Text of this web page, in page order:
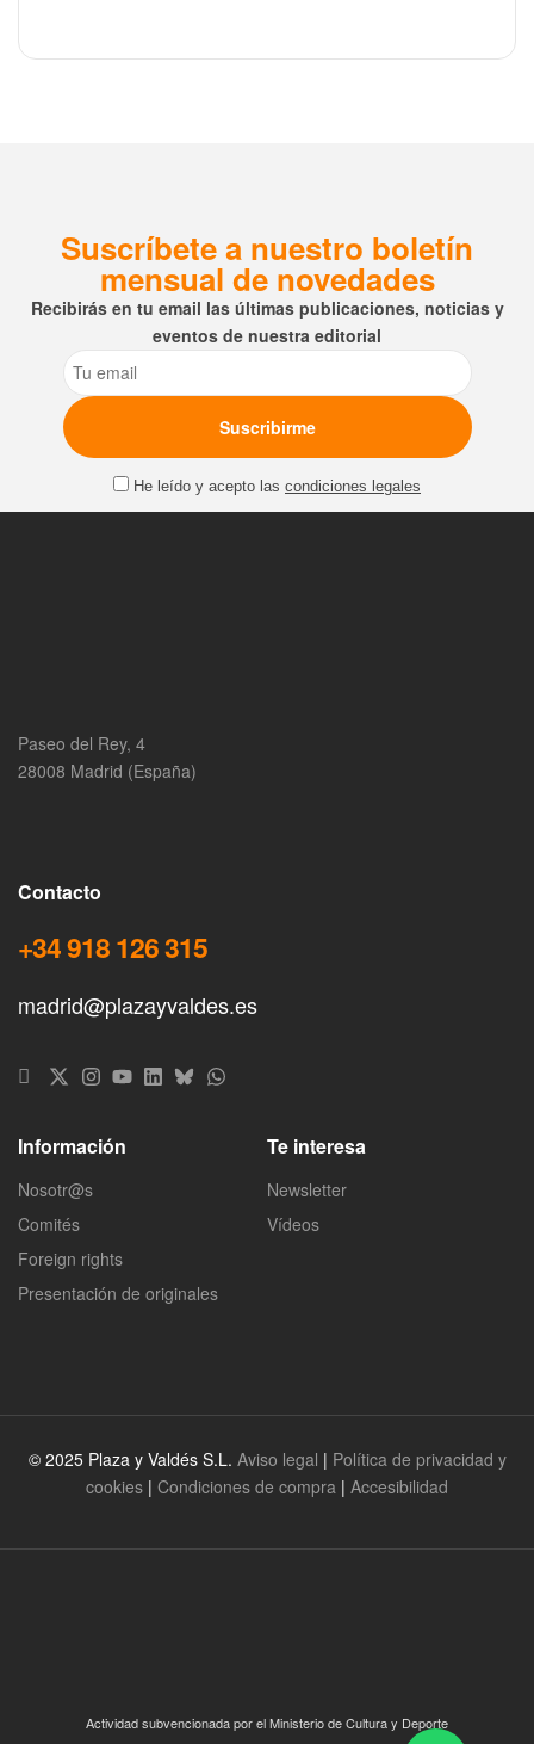
Suscríbete a nuestro boletín
mensual de novedades
Recibirás en tu email las últimas publicaciones, noticias y
eventos de nuestra editorial
Email
He leído y acepto las condiciones legales
Paseo del Rey, 4
28008 Madrid (España)
Contacto
+34 918 126 315
madrid@plazayvaldes.es
Información
Nosotr@s
Comités
Foreign rights
Presentación de originales
Te interesa
Newsletter
Vídeos
© 2025 Plaza y Valdés S.L. Aviso legal | Política de privacidad y
cookies | Condiciones de compra | Accesibilidad
Actividad subvencionada por el Ministerio de Cultura y Deporte